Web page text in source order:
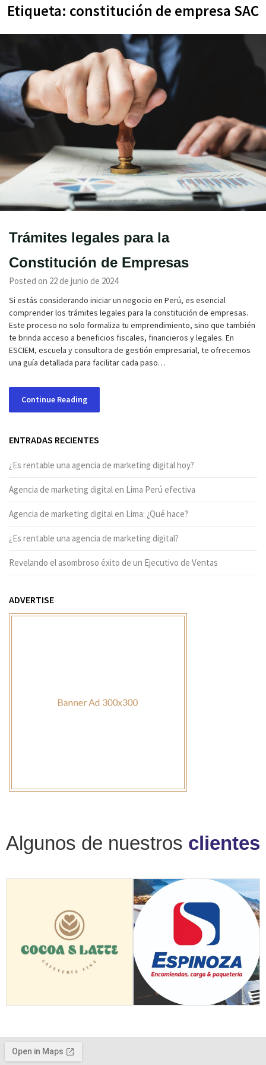
Etiqueta: constitución de empresa SAC
Trámites legales para la
Constitución de Empresas
Posted on 22 de junio de 2024
Si estás considerando iniciar un negocio en Perú, es esencial
comprender los trámites legales para la constitución de empresas.
Este proceso no solo formaliza tu emprendimiento, sino que también
te brinda acceso a beneficios fiscales, financieros y legales. En
ESCIEM, escuela y consultora de gestión empresarial, te ofrecemos
una guía detallada para facilitar cada paso…
Continue Reading
ENTRADAS RECIENTES
¿Es rentable una agencia de marketing digital hoy?
Agencia de marketing digital en Lima Perú efectiva
Agencia de marketing digital en Lima: ¿Qué hace?
¿Es rentable una agencia de marketing digital?
Revelando el asombroso éxito de un Ejecutivo de Ventas
ADVERTISE
Algunos de nuestros clientes